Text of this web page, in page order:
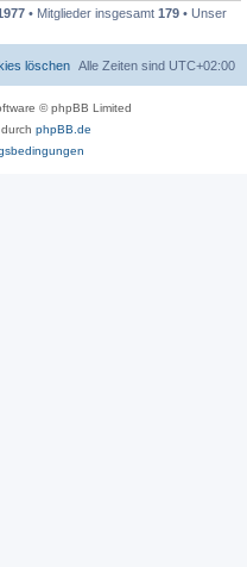
• Mitglieder insgesamt 179 • Unser
Alle Zeiten sind UTC+02:00
löschen
© phpBB Limited
phpBB.de